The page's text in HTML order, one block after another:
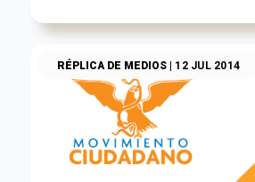
RÉPLICA DE MEDIOS| 12 JUL 2014